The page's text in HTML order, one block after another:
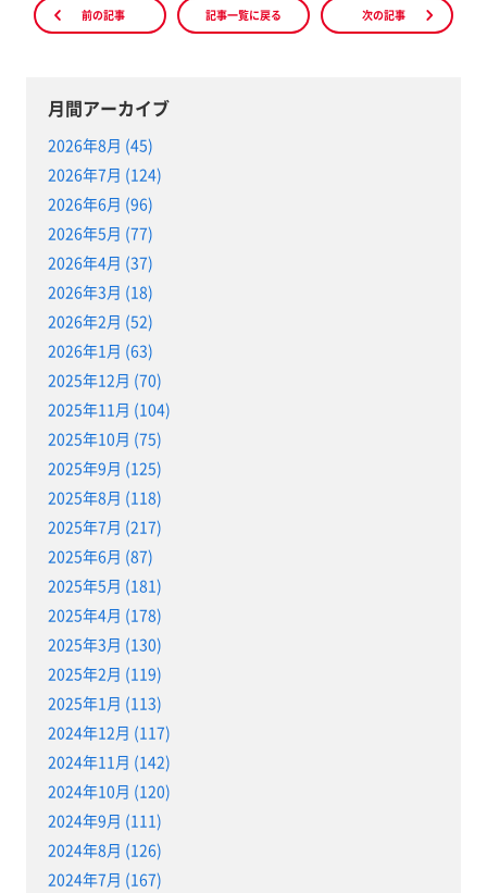
前の記事 記事一覧に戻る 次の記事
月間アーカイブ
2026年8月 (45)
2026年7月 (124)
2026年6月 (96)
2026年5月 (77)
2026年4月 (37)
2026年3月 (18)
2026年2月 (52)
2026年1月 (63)
2025年12月 (70)
2025年11月 (104)
2025年10月 (75)
2025年9月 (125)
2025年8月 (118)
2025年7月 (217)
2025年6月 (87)
2025年5月 (181)
2025年4月 (178)
2025年3月 (130)
2025年2月 (119)
2025年1月 (113)
2024年12月 (117)
2024年11月 (142)
2024年10月 (120)
2024年9月 (111)
2024年8月 (126)
2024年7月 (167)